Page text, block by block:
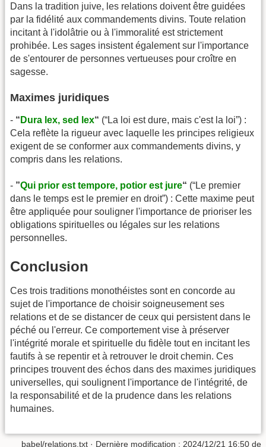
Dans la tradition juive, les relations doivent être guidées
par la fidélité aux commandements divins. Toute relation
incitant à l'idolâtrie ou à l'immoralité est strictement
prohibée. Les sages insistent également sur l'importance
de s'entourer de personnes vertueuses pour croître en
sagesse.
Maximes juridiques
- “ Dura lex, sed lex“ (“La loi est dure, mais c'est la loi”) :
Cela reflète la rigueur avec laquelle les principes religieux
exigent de se conformer aux commandements divins, y
compris dans les relations.
- ”Qui prior est tempore, potior est jure“ (“Le premier
dans le temps est le premier en droit”) : Cette maxime peut
être appliquée pour souligner l'importance de prioriser les
obligations spirituelles ou légales sur les relations
personnelles.
Conclusion
Ces trois traditions monothéistes sont en concorde au
sujet de l'importance de choisir soigneusement ses
relations et de se distancer de ceux qui persistent dans le
péché ou l'erreur. Ce comportement vise à préserver
l'intégrité morale et spirituelle du fidèle tout en incitant les
fautifs à se repentir et à retrouver le droit chemin. Ces
principes trouvent des échos dans des maximes juridiques
universelles, qui soulignent l'importance de l'intégrité, de
la responsabilité et de la prudence dans les relations
humaines.
babel/relations.txt · Dernière modification : 2024/12/21 16:50 de